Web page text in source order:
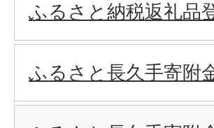
ふるさと納税返礼品
ふるさと長久手寄附